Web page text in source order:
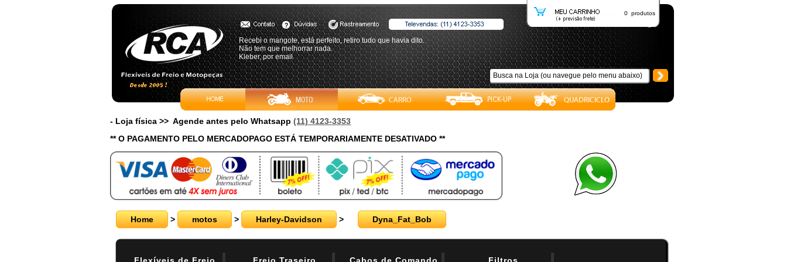
0 produtos
Recebi o mangote, está perfeito, retiro tudo que havia dito.
Não tem que melhorrar nada.
Kleber, por email
- Loja física >> Agende antes pelo Whatsapp (11) 4123-3353
** O PAGAMENTO PELO MERCADOPAGO ESTÁ TEMPORARIAMENTE DESATIVADO **
Home > motos > Harley-Davidson > Dyna_Fat_Bob